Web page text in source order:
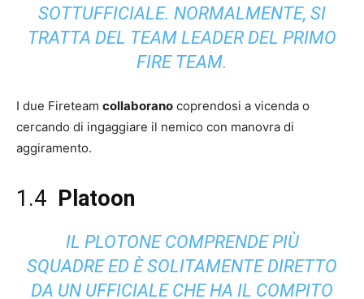
SOTTUFFICIALE. NORMALMENTE, SI
TRATTA DEL TEAM LEADER DEL PRIMO
FIRE TEAM.
I due Fireteam collaborano coprendosi a vicenda o
cercando di ingaggiare il nemico con manovra di
aggiramento.
1.4 Platoon
IL PLOTONE COMPRENDE PIÙ
SQUADRE ED È SOLITAMENTE DIRETTO
DA UN UFFICIALE CHE HA IL COMPITO